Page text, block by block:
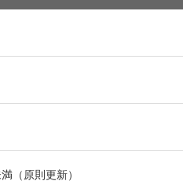
（原則更新）